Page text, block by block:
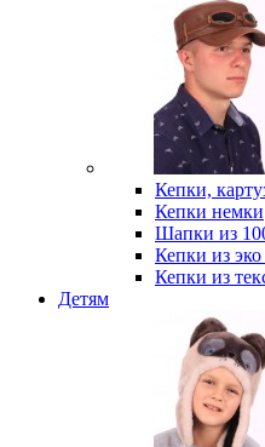
Кепки,
Кепки немки
Шапки из
Кепки из
Кепки из
Детям